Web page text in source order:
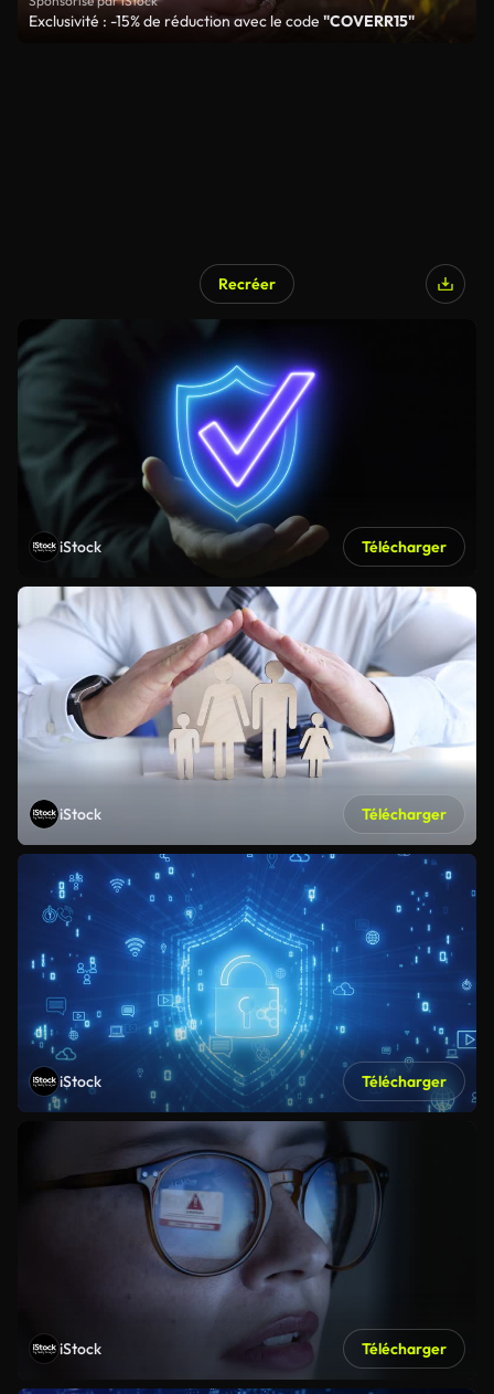
Exclusivité : -15% de réduction avec le code "COVERR15"
Recréer
iStock Télécharger
iStock Télécharger
iStock Télécharger
iStock Télécharger